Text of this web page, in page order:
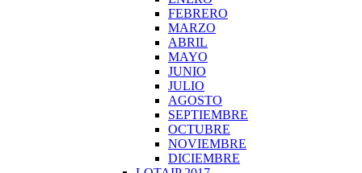
FEBRERO
MARZO
ABRIL
MAYO
JUNIO
JULIO
AGOSTO
SEPTIEMBRE
OCTUBRE
NOVIEMBRE
DICIEMBRE